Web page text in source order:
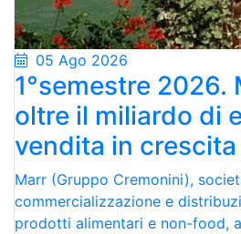
05 Ago 2026
1°semestre 2026.
oltre il miliardo di
vendita in crescita
Marr (Gruppo Cremonini),
commercializzazione e
prodotti alimentari e non-food,